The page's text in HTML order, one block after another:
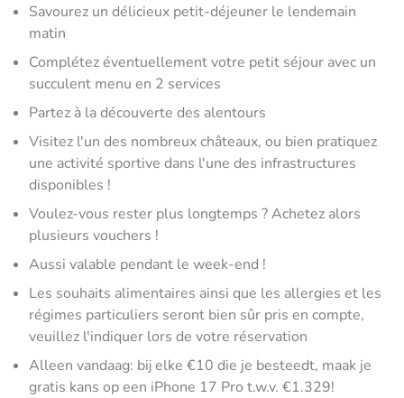
Savourez un délicieux petit-déjeuner le lendemain
matin
Complétez éventuellement votre petit séjour avec un
succulent menu en 2 services
Partez à la découverte des alentours
Visitez l'un des nombreux châteaux, ou bien pratiquez
une activité sportive dans l'une des infrastructures
disponibles !
Voulez-vous rester plus longtemps ? Achetez alors
plusieurs vouchers !
Aussi valable pendant le week-end !
Les souhaits alimentaires ainsi que les allergies et les
régimes particuliers seront bien sûr pris en compte,
veuillez l'indiquer lors de votre réservation
Alleen vandaag: bij elke €10 die je besteedt, maak je
gratis kans op een iPhone 17 Pro t.w.v. €1.329!